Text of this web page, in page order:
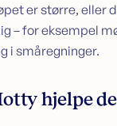
er større, eller
– for eksempel
i småregninger.
hjelpe